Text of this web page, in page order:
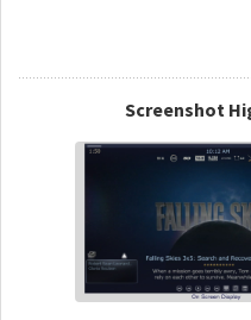
Screenshot